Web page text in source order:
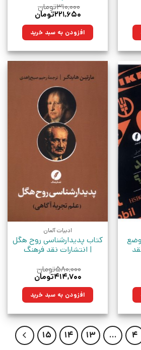
۳۱۰,۰۰۰تومان
قیمت
۳۱۰,۰۰۰تومان
بود.
۲۲۱,۶۵۰تومان
۲۲۱,۶۵۰تومان.افزودن به سبد خرید
ادبیات آلمان
کتاب پدیدارشناسی روح هگل
| انتشارات نقد فرهنگ
۵۸۰,۰۰۰تومان
قیمت
۵۸۰,۰۰۰تومان
بود.
۴۱۴,۷۰۰تومان
۴۱۴,۷۰۰تومان.افزودن به سبد خرید
4
…
13
14
15